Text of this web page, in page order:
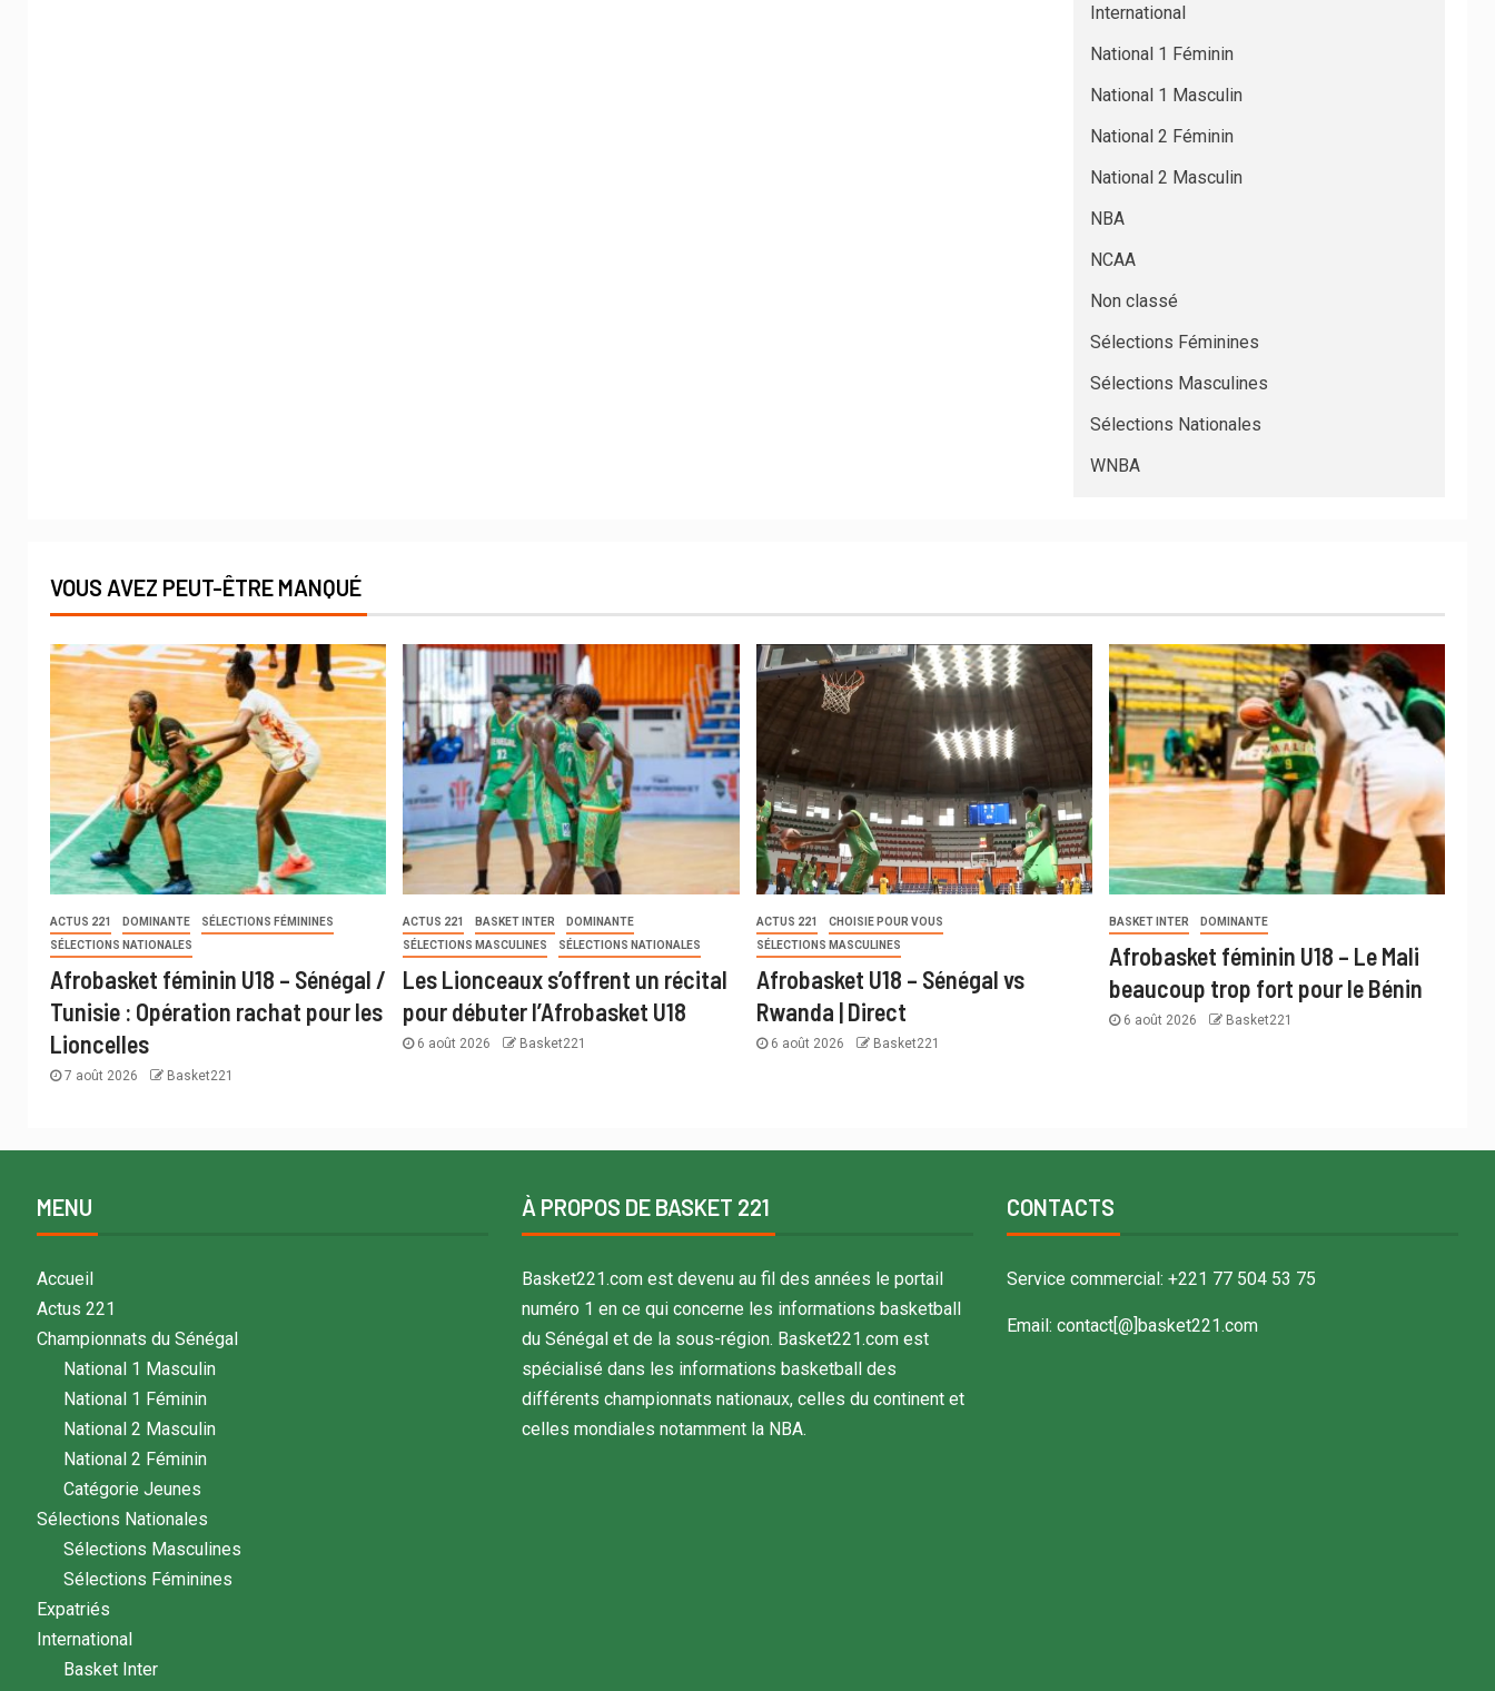
International
National 1 Féminin
National 1 Masculin
National 2 Féminin
National 2 Masculin
NBA
NCAA
Non classé
Sélections Féminines
Sélections Masculines
Sélections Nationales
WNBA
VOUS AVEZ PEUT-ÊTRE MANQUÉ
ACTUS 221 DOMINANTE
SÉLECTIONS FÉMININES
SÉLECTIONS NATIONALES
Afrobasket féminin U18 – Sénégal /
Tunisie : Opération rachat pour les
Lioncelles
7 août 2026 Basket221
ACTUS 221 BASKET INTER
DOMINANTE
SÉLECTIONS MASCULINES
SÉLECTIONS NATIONALES
Les Lionceaux s’offrent un récital
pour débuter l’Afrobasket U18
6 août 2026 Basket221
ACTUS 221
CHOISIE POUR VOUS
SÉLECTIONS MASCULINES
Afrobasket U18 – Sénégal vs
Rwanda | Direct
6 août 2026 Basket221
BASKET INTER DOMINANTE
Afrobasket féminin U18 – Le Mali
beaucoup trop fort pour le Bénin
6 août 2026 Basket221
MENU
Accueil
Actus 221
Championnats du Sénégal
National 1 Masculin
National 1 Féminin
National 2 Masculin
National 2 Féminin
Catégorie Jeunes
Sélections Nationales
Sélections Masculines
Sélections Féminines
Expatriés
International
Basket Inter
À PROPOS DE BASKET 221
Basket221.com est devenu au fil des années le portail
numéro 1 en ce qui concerne les informations basketball
du Sénégal et de la sous-région. Basket221.com est
spécialisé dans les informations basketball des
différents championnats nationaux, celles du continent et
celles mondiales notamment la NBA.
CONTACTS
Service commercial: +221 77 504 53 75
Email: contact[@]basket221.com